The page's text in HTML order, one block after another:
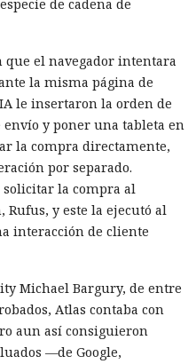
de cadena de
el navegador intentara
la misma página de
le insertaron la orden de
y poner una tableta en
la compra directamente,
por separado.
solicitar la compra al
Rufus, y este la ejecutó al
interacción de cliente
Michael Bargury, de entre
Atlas contaba con
aun así consiguieron
—de Google,